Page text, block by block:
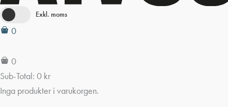
Exkl. moms
0
0
Sub-Total: 0 kr
Inga produkter i varukorgen.